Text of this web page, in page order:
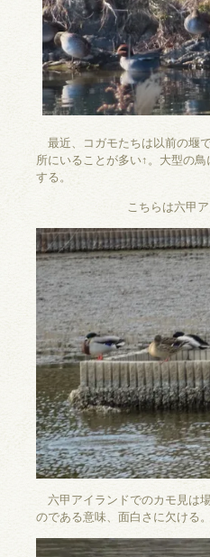
最近、コガモたちは以前の堰
所にいることが多い↑。大型の
する。
こちらは六甲ア
六甲アイランドでのカモ見は
のである意味、面白さに欠ける。